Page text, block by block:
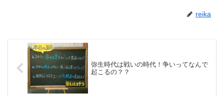
reika
弥生時代は戦いの時代！争いってなんで
起こるの？？